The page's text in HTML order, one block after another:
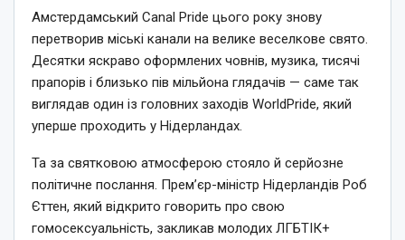
Амстердамський Canal Pride цього року знову
перетворив міські канали на велике веселкове свято.
Десятки яскраво оформлених човнів, музика, тисячі
прапорів і близько пів мільйона глядачів — саме так
виглядав один із головних заходів WorldPride, який
уперше проходить у Нідерландах.
Та за святковою атмосферою стояло й серйозне
політичне послання. Прем’єр-міністр Нідерландів Роб
Єттен, який відкрито говорить про свою
гомосексуальність, закликав молодих ЛГБТІК+